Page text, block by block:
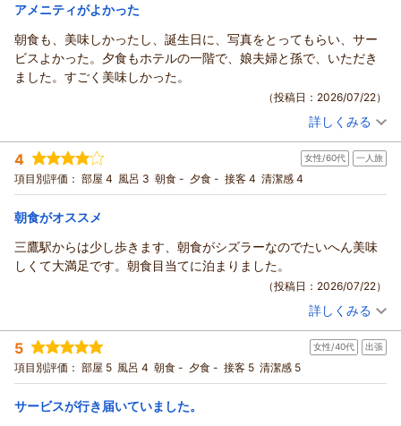
宿泊価格帯： 12,001～13,000円(大人一人あたり/税込)
リッチモンドホテル東京武蔵野からの返信
この度はリッチモンドホテル東京武蔵野にご宿泊頂きまして誠
にありがとうございます。
ズボンプレッサーにつきましては、ご不便をおかけし申し訳ご
ざいません。私どものホテルでは、お部屋までお持ちする貸出
の備品としてご用意しております。ご希望の際は、お気軽にフ
ロントまでお申し付けください。
また、ウォーターサーバーにつきましても、ご意見をお寄せい
ただきありがとうございます。現在は各フロアの端に1台ずつ設
置しておりますが、お部屋の場所によってはご利用いただきに
点では増設の予定はございませんが、お客様よりお寄せいただ
きました貴重なご意見を真摯に受け止め、今後のサービス向上
お客様により快適にお過ごしいただけるホテルを目指し、今後
も真摯に努力を重ねてまいります。またのお客様のご利用を心
よりお待ちしております。
支配人 小西 フロント 杉澤
（返信日：2026/08/03）
アメニティがよかった
朝食も、美味しかったし、誕生日に、写真をとってもらい、サー
ビスよかった。夕食もホテルの一階で、娘夫婦と孫で、いただき
ました。すごく美味しかった。
（投稿日：2026/07/22）
投稿者： おかきさん(女性/60代)
宿泊プラン： 【◆朝食付◆】新鮮野菜でヘルシービュッフェスタイル！
ツイン 朝のみ
宿泊価格帯： 15,001～16,000円(大人一人あたり/税込)
この度はリッチモンドホテル東京武蔵野にご利用いただきまし
て誠にありがとうございます。
朝食を美味しくお召し上がりいただけたこと、またお誕生日の
記念写真など、スタッフのサービスにもご満足いただけたとの
お言葉を大変嬉しく拝見いたしました。
ご夕食では1階レストランにて娘様ご夫婦、お孫様とご一緒に楽
しいひとときをお過ごしいただき、お料理もご満足いただけた
ようで何よりでございます。
大切なお誕生日の思い出づくりのお手伝いができましたこと
詳しくみる
4 女性/60代 一人旅
項目別評価： 部屋 4 風呂 3 朝食 - 夕食 - 接客 4 清潔感 4
朝食がオススメ
三鷹駅からは少し歩きます、朝食がシズラーなのでたいへん美味
しくて大満足です。朝食目当てに泊まりました。
（投稿日：2026/07/22）
投稿者： ひぐちゃんさん(女性/60代)
宿泊プラン： 【じゃらんスペシャルウィーク】【早割30/素泊り】30日前ま
での早期割引予約でお得！
シングル 食事なし
宿泊価格帯： 13,001～14,000円(大人一人あたり/税込)
詳しくみる
5 女性/40代 出張
項目別評価： 部屋 5 風呂 4 朝食 - 夕食 - 接客 5 清潔感 5
サービスが行き届いていました。